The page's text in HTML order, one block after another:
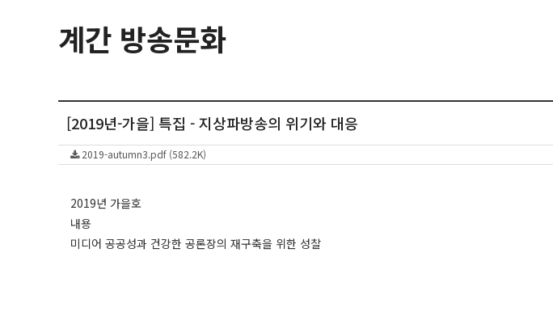
계간 방송문화
[2019년-가을] 특집 - 지상파방송의 위기와 대응
2019-autumn3.pdf (582.2K)
2019년 가을호
내용
미디어 공공성과 건강한 공론장의 재구축을 위한 성찰